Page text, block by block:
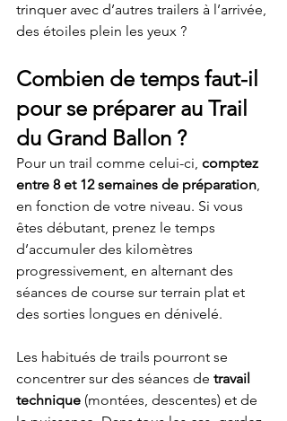
trinquer avec d’autres trailers à l’arrivée,
des étoiles plein les yeux ?
Combien de temps faut-il
pour se préparer au Trail
du Grand Ballon ?
Pour un trail comme celui-ci, comptez
entre 8 et 12 semaines de préparation,
en fonction de votre niveau. Si vous
êtes débutant, prenez le temps
d’accumuler des kilomètres
progressivement, en alternant des
séances de course sur terrain plat et
des sorties longues en dénivelé.
Les habitués de trails pourront se
concentrer sur des séances de travail
technique (montées, descentes) et de